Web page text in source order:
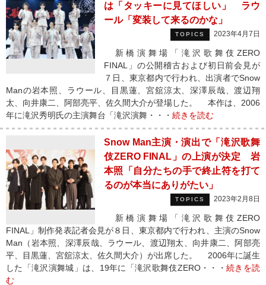
は「タッキーに見てほしい」 ラウ
ール「変装して来るのかな」
TOPICS 2023年4月7日
新橋演舞場「滝沢歌舞伎ZERO
FINAL」の公開稽古および初日前会見が
７日、東京都内で行われ、出演者でSnow
Manの岩本照、ラウール、目黒蓮、宮舘涼太、深澤辰哉、渡辺翔
太、向井康二、阿部亮平、佐久間大介が登場した。 本作は、2006
年に滝沢秀明氏の主演舞台「滝沢演舞・・・ 続きを読む
Snow Man主演・演出で「滝沢歌舞
伎ZERO FINAL」の上演が決定 岩
本照「自分たちの手で終止符を打て
るのが本当にありがたい」
TOPICS 2023年2月8日
新橋演舞場「滝沢歌舞伎ZERO
FINAL」制作発表記者会見が８日、東京都内で行われ、主演のSnow
Man（岩本照、深澤辰哉、ラウール、渡辺翔太、向井康二、阿部亮
平、目黒蓮、宮舘涼太、佐久間大介）が出席した。 2006年に誕生
した「滝沢演舞城」は、19年に「滝沢歌舞伎ZERO・・・ 続きを読
む